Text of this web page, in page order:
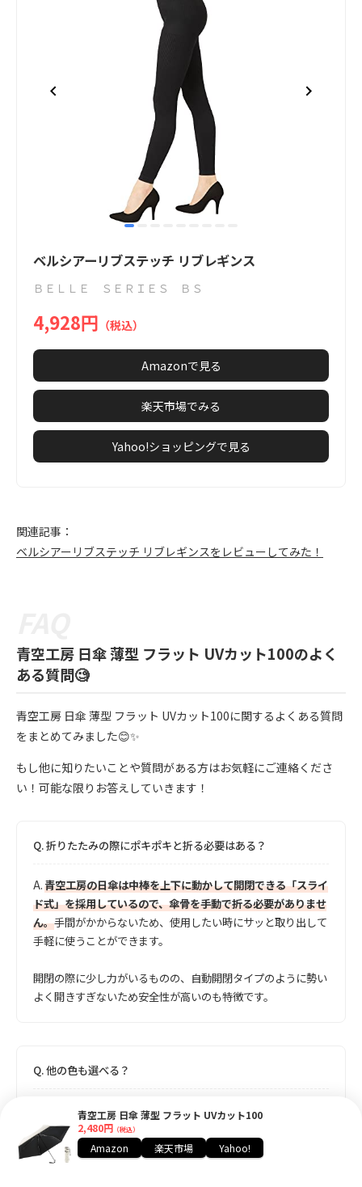
item
1
9
ベルシアーリブステッチ リブレギンス
ＢＥＬＬＥ ＳＥＲＩＥＳ ＢＳ
4,928円 （税込）
Amazonで見る
楽天市場でみる
Yahoo!ショッピングで見る
関連記事：
ベルシアーリブステッチ リブレギンスをレビューしてみた！
青空工房 日傘 薄型 フラット UVカット100のよく
ある質問🧐
青空工房 日傘 薄型 フラット UVカット100に関するよくある質問
をまとめてみました😊✨
もし他に知りたいことや質問がある方はお気軽にご連絡くださ
い！可能な限りお答えしていきます！
Q.折りたたみの際にポキポキと折る必要はある？
A.青空工房の日傘は中棒を上下に動かして開閉できる「スライ
ド式」を採用しているので、傘骨を手動で折る必要がありませ
ん。手間がかからないため、使用したい時にサッと取り出して
手軽に使うことができます。
開閉の際に少し力がいるものの、自動開閉タイプのように勢い
よく開きすぎないため安全性が高いのも特徴です。
Q.他の色も選べる？
晴雨兼用日傘のカラー展開は、2023年時点で白1色のみとな
ります。持ち手のタイプを四角型と丸型で選択できますが、残
念ながら色展開はないようです。別モデルの雨傘であれば
「黒」と「ネイビー」の2色が選択可能です。
青空工房 日傘 薄型 フラット UVカット100
2,480円 （税込）
Amazon 楽天市場 Yahoo!